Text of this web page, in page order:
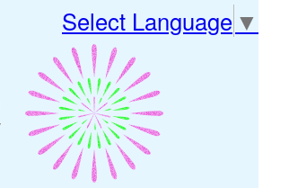
Select Language ▼